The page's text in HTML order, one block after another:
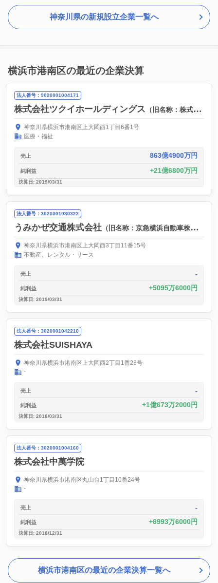
神奈川県の新規設立企業一覧へ
横浜市港南区の最近の企業決算
法人番号：9020001004171
株式会社ツクイホールディングス （旧名称：株式会社ツクイ）
神奈川県横浜市港南区上大岡西1丁目6番1号
医療・福祉
売上 863億4900万円
純利益 21億6800万円
決算日: 2019/03/31
法人番号：3020001030322
うみかぜ交通株式会社 （旧名称：京急横浜自動車株式会社）
神奈川県横浜市港南区上大岡西3丁目11番15号
不動産、レンタル・リース
売上 -
純利益 5095万6000円
決算日: 2019/03/31
法人番号：3020001042210
株式会社SUISHAYA
神奈川県横浜市港南区上大岡西2丁目1番28号
-
売上 -
純利益 1億673万2000円
決算日: 2018/03/31
法人番号：3020001004160
株式会社中萬学院
神奈川県横浜市港南区丸山台1丁目10番24号
-
売上 -
純利益 6993万6000円
決算日: 2018/12/31
横浜市港南区の最近の企業決算一覧へ